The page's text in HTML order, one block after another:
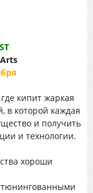
кипит жаркая
в которой каждая
и получить
и технологии.
хороши